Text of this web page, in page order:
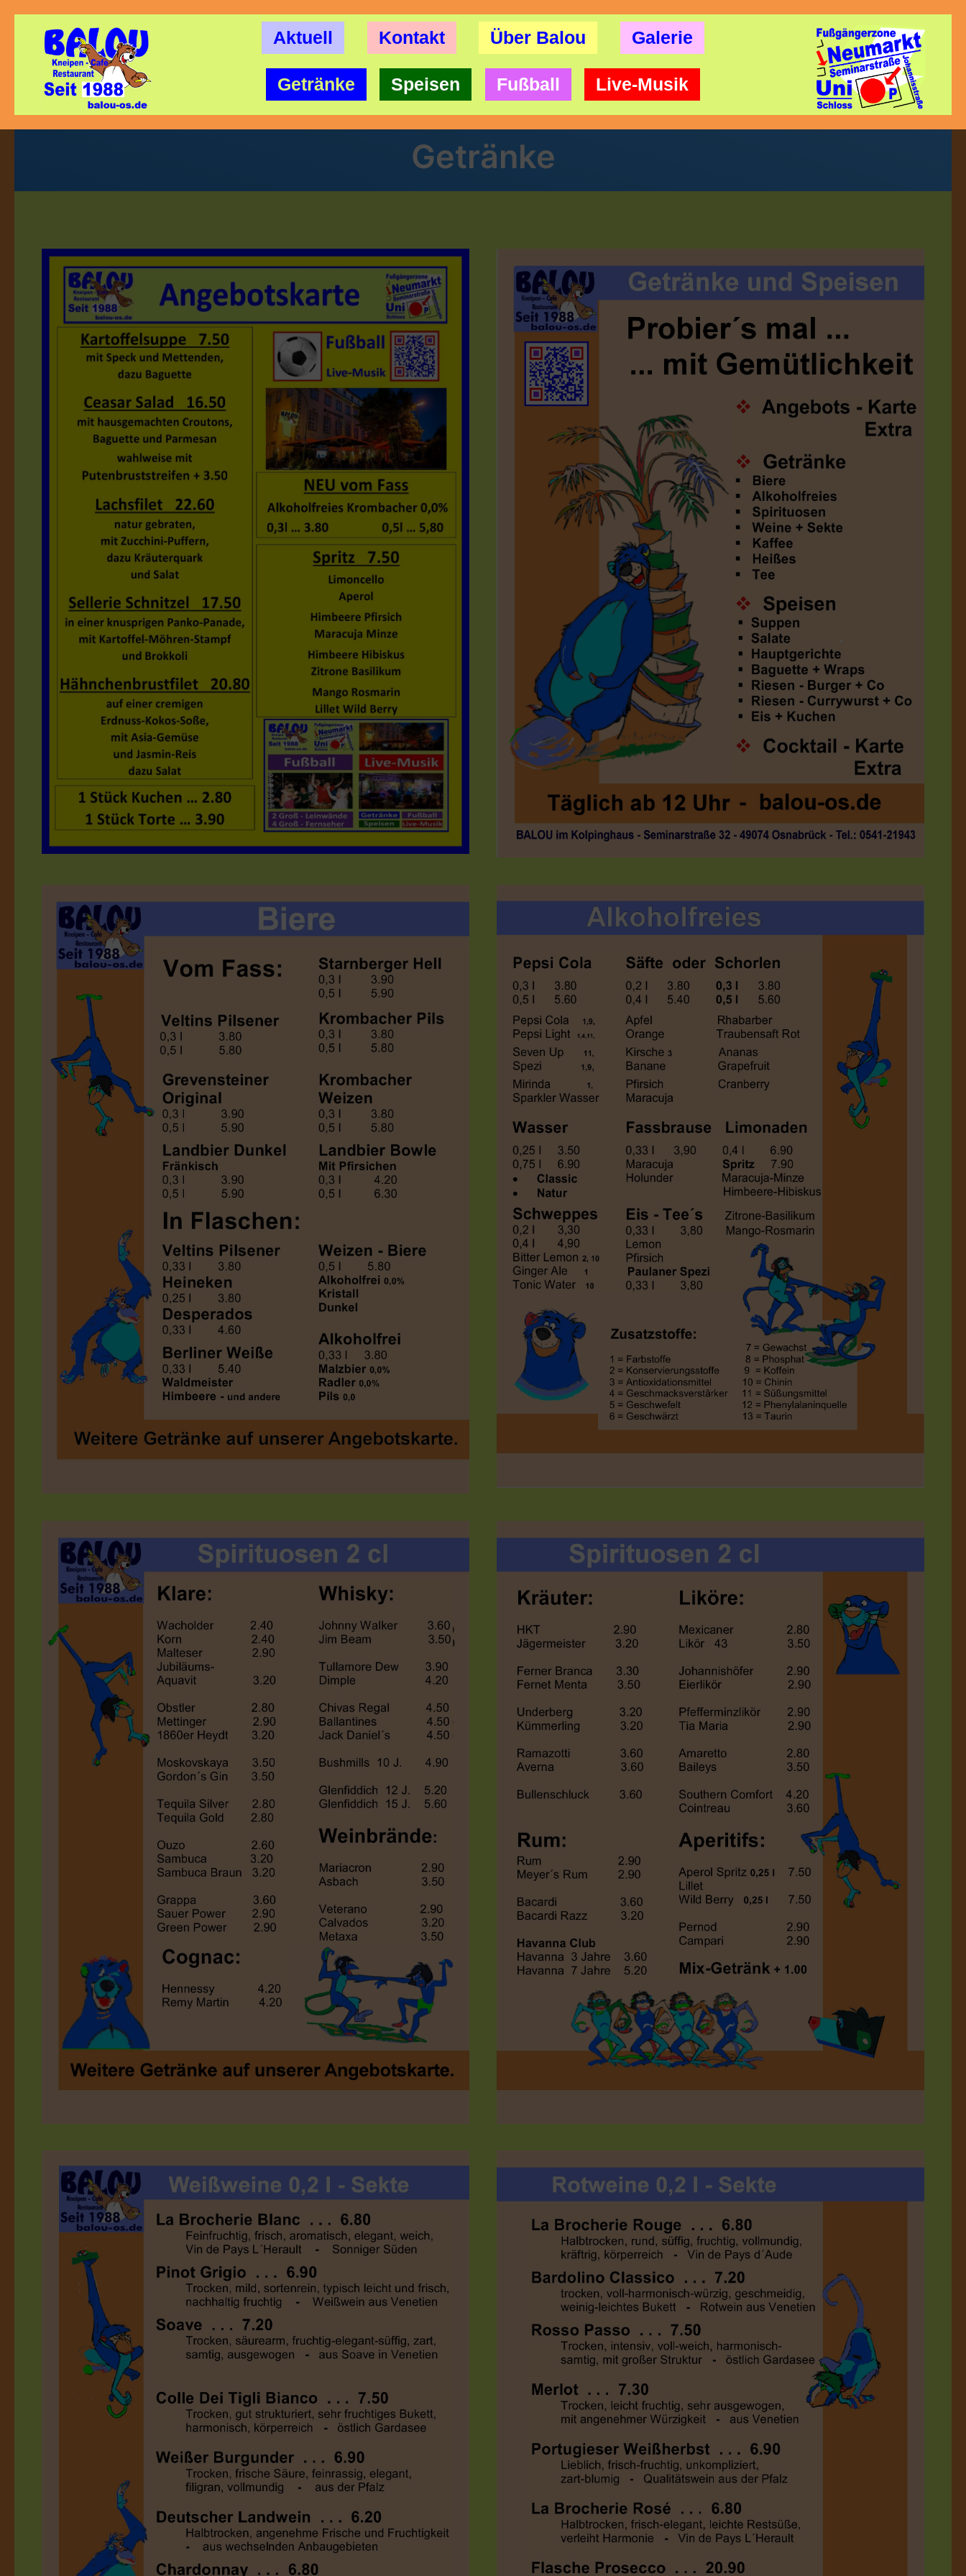
Aktuell Kontakt Über Balou Galerie
Getränke Speisen Fußball Live-Musik
Getränke